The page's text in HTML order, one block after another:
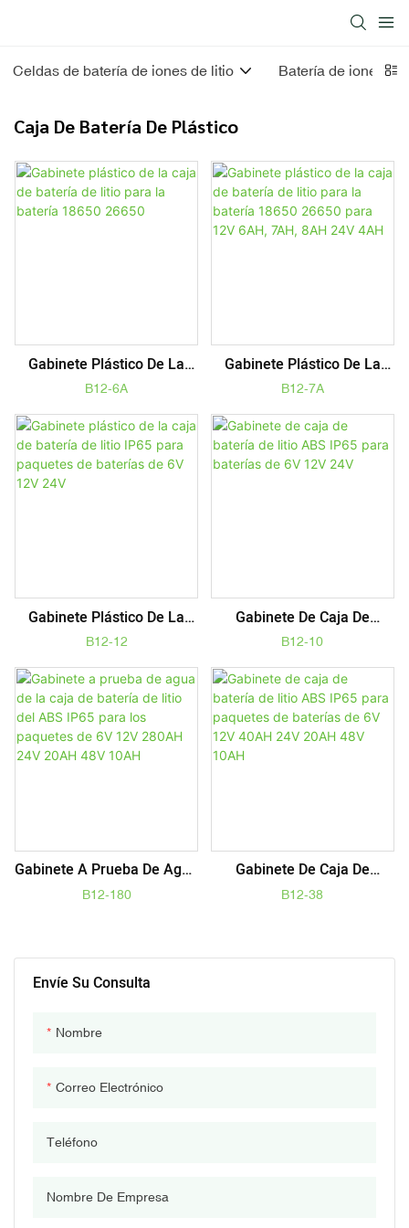
Celdas de batería de iones de litio Batería de iones de
Caja De Batería De Plástico
Envíe Su Consulta
Nombre
Correo Electrónico
Teléfono
Nombre De Empresa
Gabinete Plástico De La
Caja De Batería De Litio
26650
B12-6A
Gabinete Plástico De La
Caja De Batería De Litio
26650 Para 12V 6AH, 7AH,
8AH 24V 4AH
B12-7A
Gabinete Plástico De La
Caja De Batería De Litio
Baterías De 6V 12V 24V
B12-12
Gabinete De Caja De
Batería De Litio ABS IP65
24V
B12-10
Gabinete A Prueba De Agua
De La Caja De Batería De
24V 20AH 48V 10AH
B12-180
Gabinete De Caja De
Batería De Litio ABS IP65
48V 10AH
B12-38